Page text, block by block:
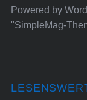
Powered by
"SimpleMag-